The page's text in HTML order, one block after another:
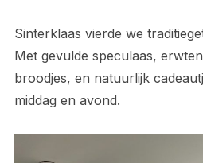
Sinterklaas vierde we
Met gevulde speculaas,
broodjes, en natuurlijk
middag en avond.